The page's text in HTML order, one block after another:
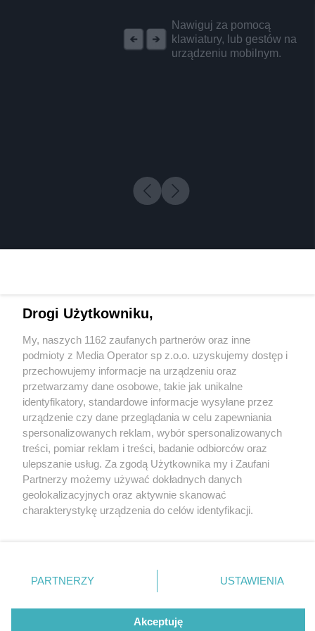
Nawiguj za pomocą
klawiatury, lub gestów na
urządzeniu mobilnym.
1 / 0
Wydawca mediów lokalnych
Nie zapomnij
zapoznać się z:
polityką prywatności regulamin korzystania z portali
Twojemiasto
Piekary Śląskie
Chorzów
Tarnowskie Góry
Gliwice
Skontakuj sięz nami
Kontakt
Wydawca
Redakcja
Drogi Użytkowniku,
My, naszych 1162 zaufanych partnerów oraz inne
podmioty z Media Operator sp z.o.o. uzyskujemy dostęp i
przechowujemy informacje na urządzeniu oraz
przetwarzamy dane osobowe, takie jak unikalne
identyfikatory, standardowe informacje wysyłane przez
urządzenie czy dane przeglądania w celu zapewniania
spersonalizowanych reklam, wybór spersonalizowanych
treści, pomiar reklam i treści, badanie odbiorców oraz
ulepszanie usług. Za zgodą Użytkownika my i Zaufani
Partnerzy możemy używać dokładnych danych
geolokalizacyjnych oraz aktywnie skanować
charakterystykę urządzenia do celów identyfikacji.
zmienić/wycofać klikając przycisk ustawień prywatności
znajdujący się w lewym dolnym rogu strony
rodzaje przetwarzania danych nie wymagają zgody
użytkownika, ale masz prawo sprzeciwić się takiemu
PARTNERZY USTAWIENIA
Akceptuję